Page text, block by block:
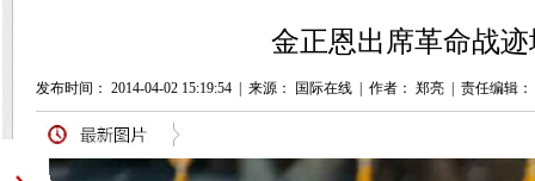
金正恩出席革命战
发布时间： 2014-04-02 15:19:54 来源： 国际在线 作者： 郑亮 责任编辑